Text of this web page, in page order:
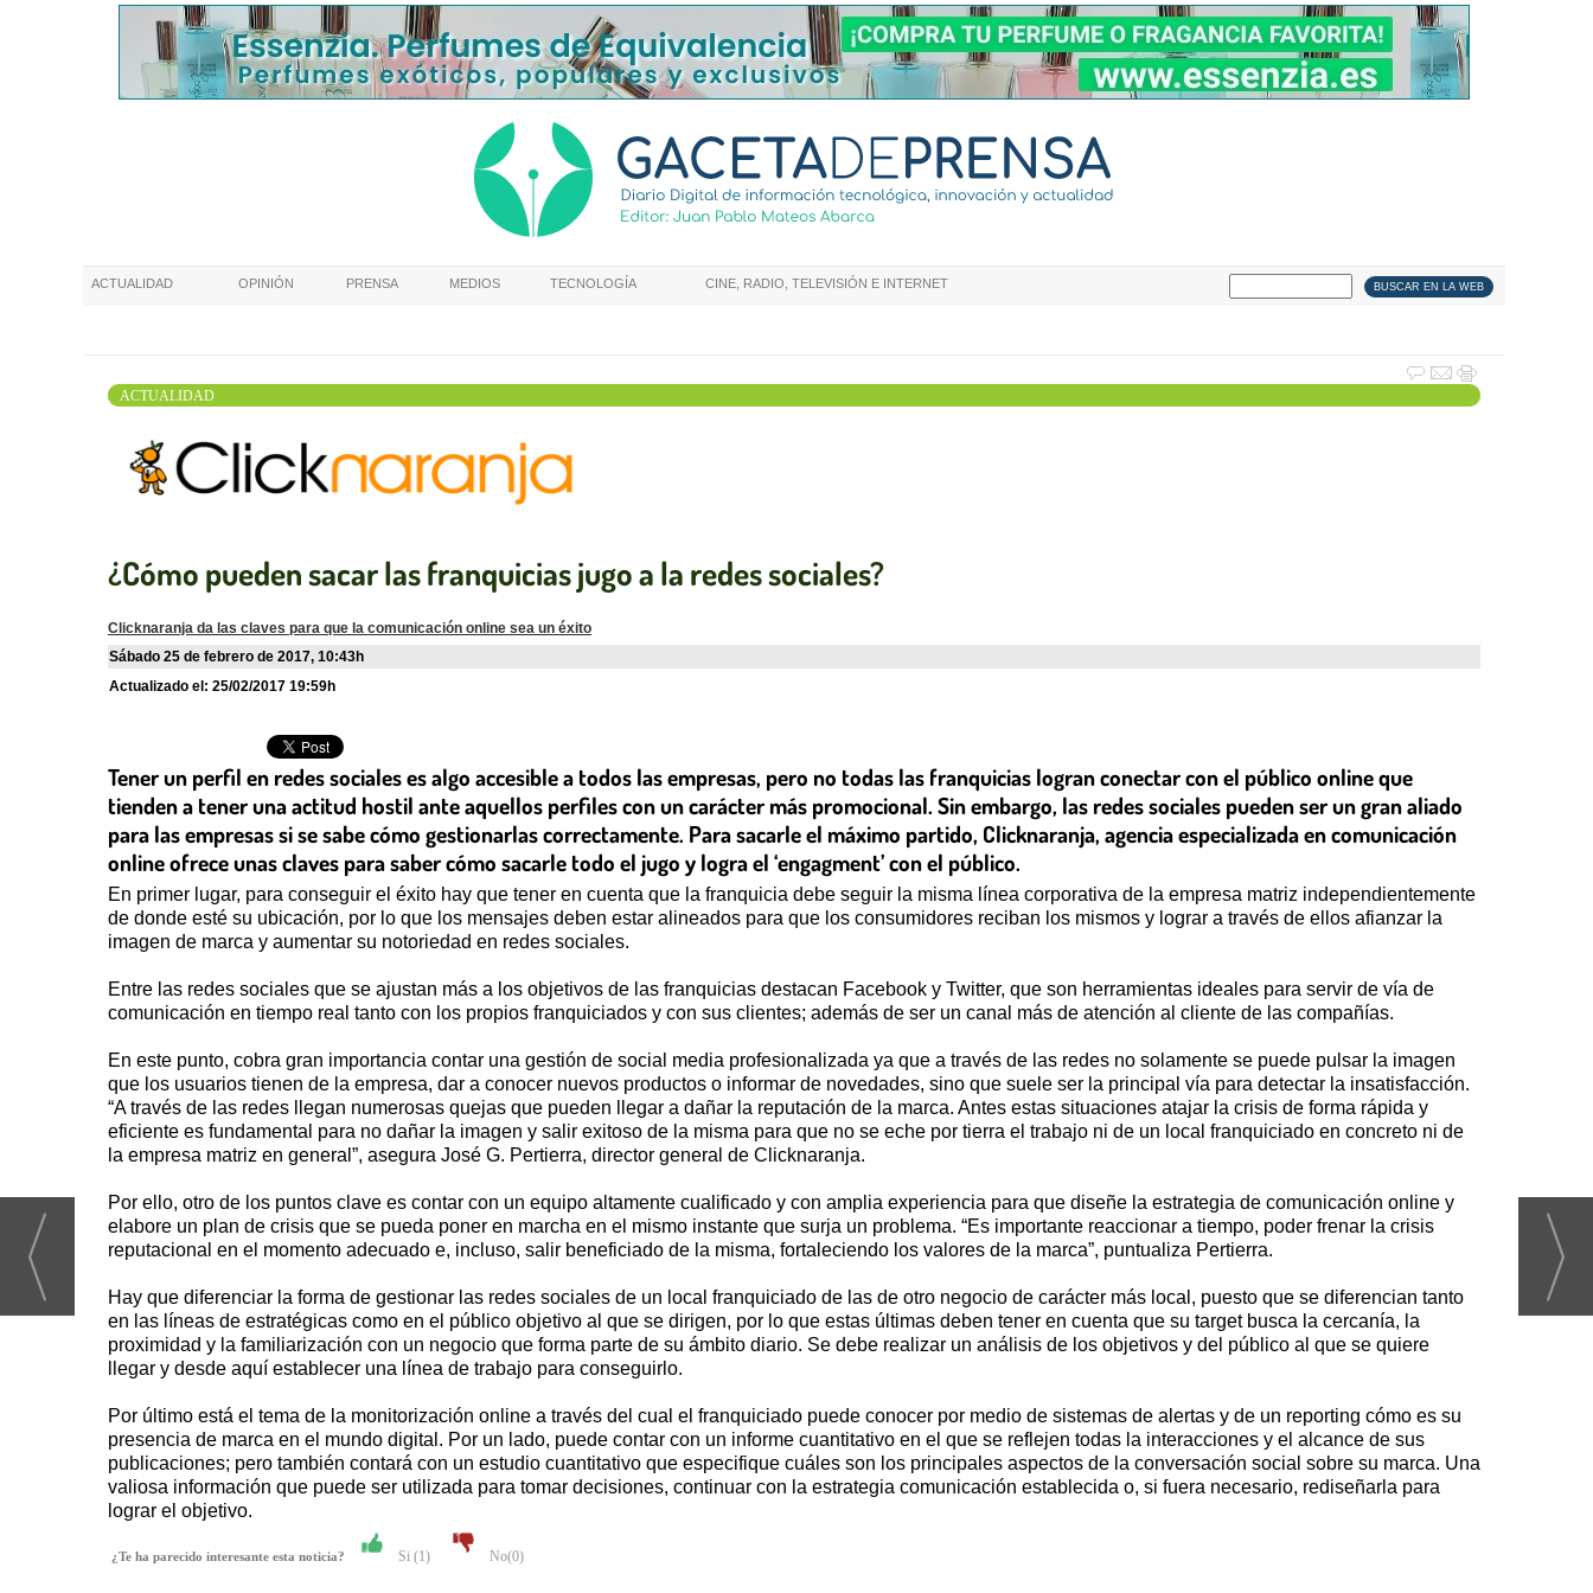
ACTUALIDAD OPINIÓN PRENSA MEDIOS TECNOLOGÍA CINE, RADIO, TELEVISIÓN E INTERNET
ACTUALIDAD
¿Cómo pueden sacar las franquicias jugo a la redes sociales?
Clicknaranja da las claves para que la comunicación online sea un éxito
sábado 25 de febrero de 2017, 10:43h
Actualizado el: 25/02/2017 19:59h
Tener un perfil en redes sociales es algo accesible a todos las empresas, pero no todas las franquicias logran conectar con el público online que
tienden a tener una actitud hostil ante aquellos perfiles con un carácter más promocional. Sin embargo, las redes sociales pueden ser un gran aliado
para las empresas si se sabe cómo gestionarlas correctamente. Para sacarle el máximo partido, Clicknaranja, agencia especializada en comunicación
online ofrece unas claves para saber cómo sacarle todo el jugo y logra el ‘engagment’ con el público.
En primer lugar, para conseguir el éxito hay que tener en cuenta que la franquicia debe seguir la misma línea corporativa de la empresa matriz independientemente
de donde esté su ubicación, por lo que los mensajes deben estar alineados para que los consumidores reciban los mismos y lograr a través de ellos afianzar la
imagen de marca y aumentar su notoriedad en redes sociales.
Entre las redes sociales que se ajustan más a los objetivos de las franquicias destacan Facebook y Twitter, que son herramientas ideales para servir de vía de
comunicación en tiempo real tanto con los propios franquiciados y con sus clientes; además de ser un canal más de atención al cliente de las compañías.
En este punto, cobra gran importancia contar una gestión de social media profesionalizada ya que a través de las redes no solamente se puede pulsar la imagen
que los usuarios tienen de la empresa, dar a conocer nuevos productos o informar de novedades, sino que suele ser la principal vía para detectar la insatisfacción.
“A través de las redes llegan numerosas quejas que pueden llegar a dañar la reputación de la marca. Antes estas situaciones atajar la crisis de forma rápida y
eficiente es fundamental para no dañar la imagen y salir exitoso de la misma para que no se eche por tierra el trabajo ni de un local franquiciado en concreto ni de
la empresa matriz en general”, asegura José G. Pertierra, director general de Clicknaranja.
Por ello, otro de los puntos clave es contar con un equipo altamente cualificado y con amplia experiencia para que diseñe la estrategia de comunicación online y
elabore un plan de crisis que se pueda poner en marcha en el mismo instante que surja un problema. “Es importante reaccionar a tiempo, poder frenar la crisis
reputacional en el momento adecuado e, incluso, salir beneficiado de la misma, fortaleciendo los valores de la marca”, puntualiza Pertierra.
Hay que diferenciar la forma de gestionar las redes sociales de un local franquiciado de las de otro negocio de carácter más local, puesto que se diferencian tanto
en las líneas de estratégicas como en el público objetivo al que se dirigen, por lo que estas últimas deben tener en cuenta que su target busca la cercanía, la
proximidad y la familiarización con un negocio que forma parte de su ámbito diario. Se debe realizar un análisis de los objetivos y del público al que se quiere
llegar y desde aquí establecer una línea de trabajo para conseguirlo.
Por último está el tema de la monitorización online a través del cual el franquiciado puede conocer por medio de sistemas de alertas y de un reporting cómo es su
presencia de marca en el mundo digital. Por un lado, puede contar con un informe cuantitativo en el que se reflejen todas la interacciones y el alcance de sus
publicaciones; pero también contará con un estudio cuantitativo que especifique cuáles son los principales aspectos de la conversación social sobre su marca. Una
valiosa información que puede ser utilizada para tomar decisiones, continuar con la estrategia comunicación establecida o, si fuera necesario, rediseñarla para
lograr el objetivo.
¿Te ha parecido interesante esta noticia? Si (1) No(0)